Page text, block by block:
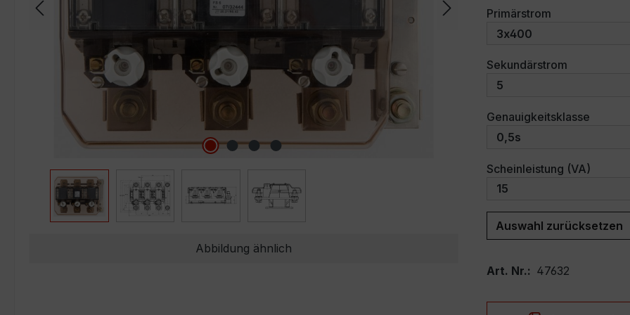
Abbildung ähnlich
Primärstrom
Sekundärstrom
Genauigkeitsklasse
Scheinleistung (VA)
Auswahl zurücksetzen
Art. Nr.: 47632